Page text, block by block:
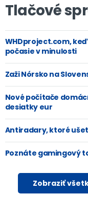
Tlačové
WHDproject.com,
počasie v minulosti
Zaži Nórsko na
Nové počítače
desiatky eur
Antiradary, ktoré
Poznáte gamingový
Zobraziť